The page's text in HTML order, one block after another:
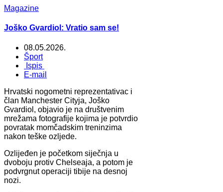
Magazine
Joško Gvardiol: Vratio sam se!
08.05.2026.
Šport
Ispis
E-mail
Hrvatski nogometni reprezentativac i
član Manchester Cityja, Joško
Gvardiol, objavio je na društvenim
mrežama fotografije kojima je potvrdio
povratak momčadskim treninzima
nakon teške ozljede.
Ozlijeđen je početkom siječnja u
dvoboju protiv Chelseaja, a potom je
podvrgnut operaciji tibije na desnoj
nozi.